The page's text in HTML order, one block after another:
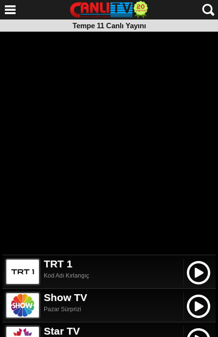
Tempe 11 Canlı Yayını
TRT 1
Kod Adı Kırlangıç
Show TV
Pazar Sürprizi
Star TV